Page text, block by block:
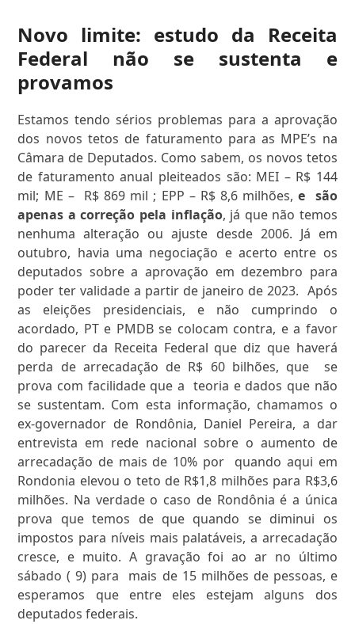
Novo limite: estudo da Receita
Federal não se sustenta e
provamos
Estamos tendo sérios problemas para a aprovação
dos novos tetos de faturamento para as MPE’s na
Câmara de Deputados. Como sabem, os novos tetos
de faturamento anual pleiteados são: MEI – R$ 144
mil; ME – R$ 869 mil ; EPP – R$ 8,6 milhões,e são
apenas a correção pela inflação, já que não temos
nenhuma alteração ou ajuste desde 2006. Já em
outubro, havia uma negociação e acerto entre os
deputados sobre a aprovação em dezembro para
poder ter validade a partir de janeiro de 2023. Após
as eleições presidenciais, e não cumprindo o
acordado, PT e PMDB se colocam contra, e a favor
do parecer da Receita Federal que diz que haverá
perda de arrecadação de R$ 60 bilhões, que se
prova com facilidade que a teoria e dados que não
se sustentam. Com esta informação, chamamos o
ex-governador de Rondônia, Daniel Pereira, a dar
entrevista em rede nacional sobre o aumento de
arrecadação de mais de 10% por quando aqui em
Rondonia elevou o teto de R$1,8 milhões para R$3,6
milhões. Na verdade o caso de Rondônia é a única
prova que temos de que quando se diminui os
impostos para níveis mais palatáveis, a arrecadação
cresce, e muito. A gravação foi ao ar no último
sábado ( 9) para mais de 15 milhões de pessoas, e
esperamos que entre eles estejam alguns dos
deputados federais.